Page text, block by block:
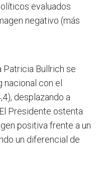
evaluados
negativo (más
Patricia Bullrich se
con el
desplazando a
Presidente ostenta
positiva frente a un
un diferencial de